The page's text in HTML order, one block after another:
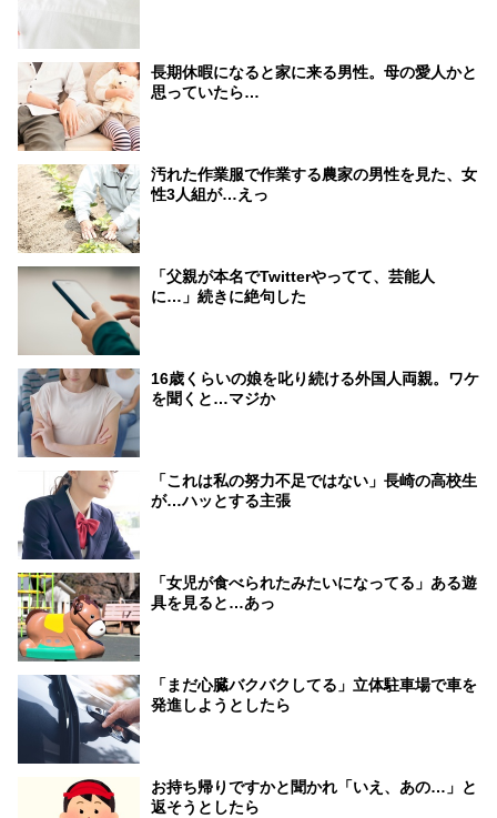
長期休暇になると家に来る男性。母の愛人かと
思っていたら…
汚れた作業服で作業する農家の男性を見た、女
性3人組が…えっ
「父親が本名でTwitterやってて、芸能人
に…」続きに絶句した
16歳くらいの娘を叱り続ける外国人両親。ワケ
を聞くと…マジか
「これは私の努力不足ではない」長崎の高校生
が…ハッとする主張
「女児が食べられたみたいになってる」ある遊
具を見ると…あっ
「まだ心臓バクバクしてる」立体駐車場で車を
発進しようとしたら
お持ち帰りですかと聞かれ「いえ、あの…」と
返そうとしたら